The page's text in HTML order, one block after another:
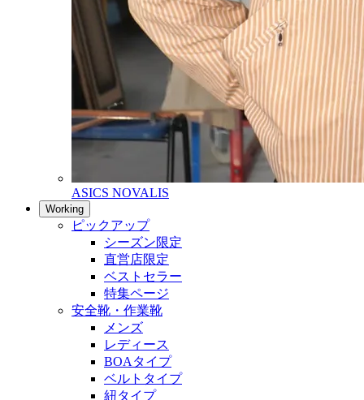
ASICS NOVALIS
Working
ピックアップ
シーズン限定
直営店限定
ベストセラー
特集ページ
安全靴・作業靴
メンズ
レディース
BOAタイプ
ベルトタイプ
紐タイプ